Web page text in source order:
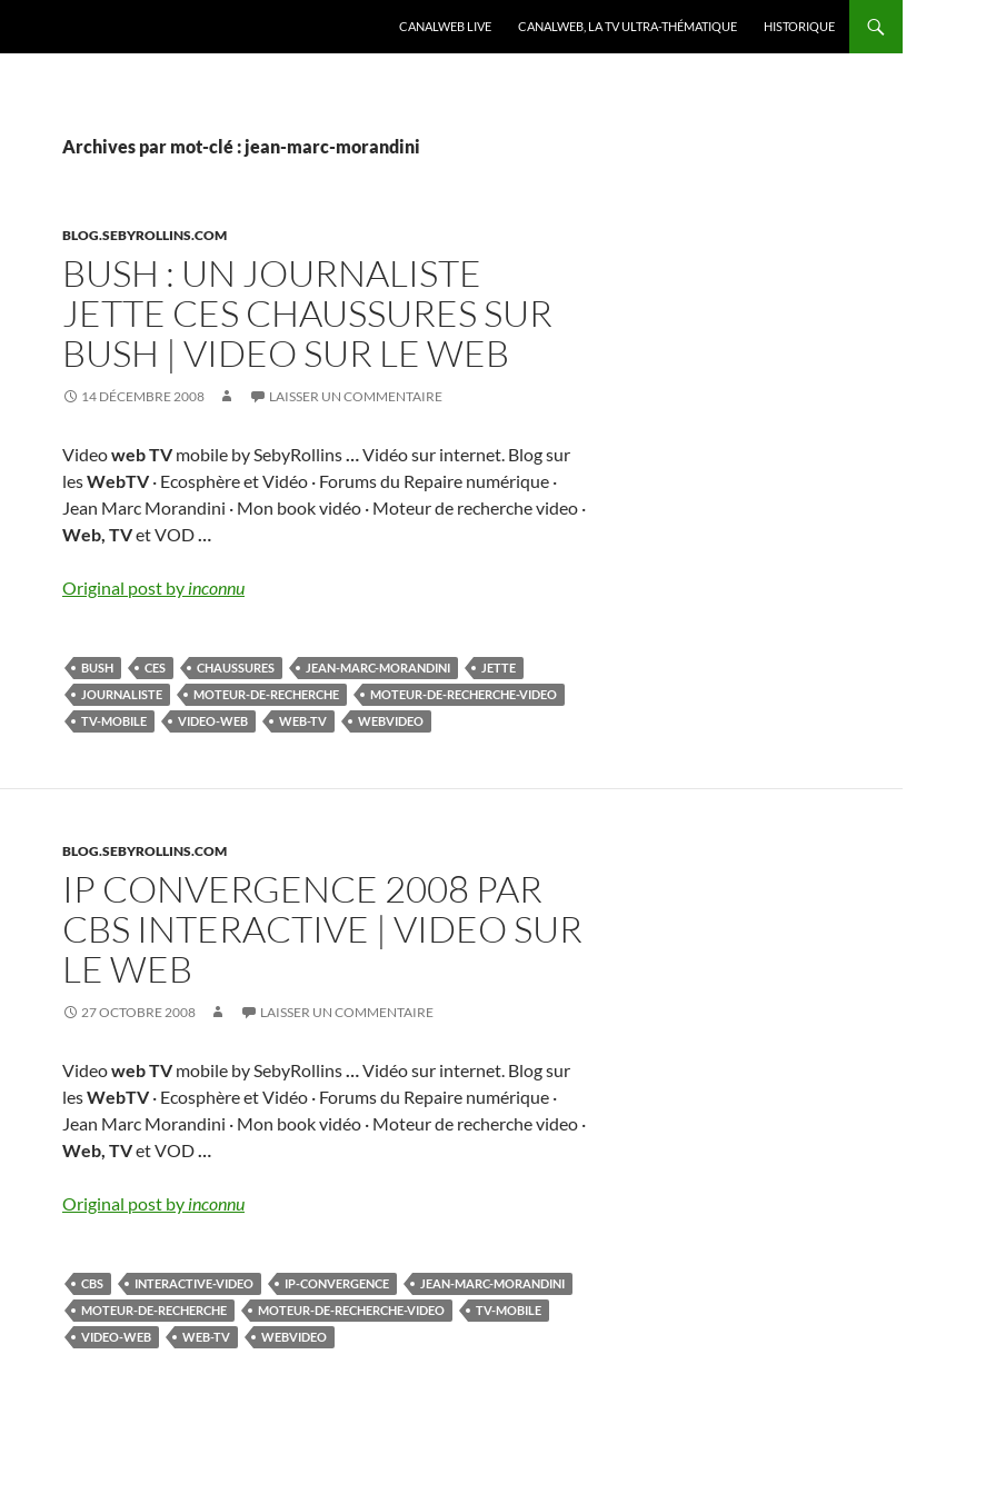
CANALWEB LIVE CANALWEB, LA TV ULTRA-THÉMATIQUE HISTORIQUE
Archives par mot-clé : jean-marc-morandini
BLOG.SEBYROLLINS.COM
BUSH : UN JOURNALISTE
JETTE CES CHAUSSURES SUR
BUSH | VIDEO SUR LE WEB
14 DÉCEMBRE 2008 LAISSER UN COMMENTAIRE
Videoweb TVmobile by SebyRollins…Vidéo sur internet. Blog sur
lesWebTV· Ecosphère et Vidéo · Forums du Repaire numérique ·
Jean Marc Morandini · Mon book vidéo · Moteur de recherche video ·
Web, TVet VOD…
Original post by inconnu
BUSH CES CHAUSSURES JEAN-MARC-MORANDINI
JETTE
JOURNALISTE
MOTEUR-DE-RECHERCHE
MOTEUR-DE-RECHERCHE-VIDEO
TV-MOBILE
VIDEO-WEB WEB-TV WEBVIDEO
BLOG.SEBYROLLINS.COM
IP CONVERGENCE 2008 PAR
CBS INTERACTIVE | VIDEO SUR
LE WEB
27 OCTOBRE 2008 LAISSER UN COMMENTAIRE
Videoweb TVmobile by SebyRollins…Vidéo sur internet. Blog sur
lesWebTV· Ecosphère et Vidéo · Forums du Repaire numérique ·
Jean Marc Morandini · Mon book vidéo · Moteur de recherche video ·
Web, TVet VOD…
Original post by inconnu
CBS INTERACTIVE-VIDEO IP-CONVERGENCE
JEAN-MARC-MORANDINI
MOTEUR-DE-RECHERCHE
MOTEUR-DE-RECHERCHE-VIDEO
TV-MOBILE
VIDEO-WEB
WEB-TV WEBVIDEO